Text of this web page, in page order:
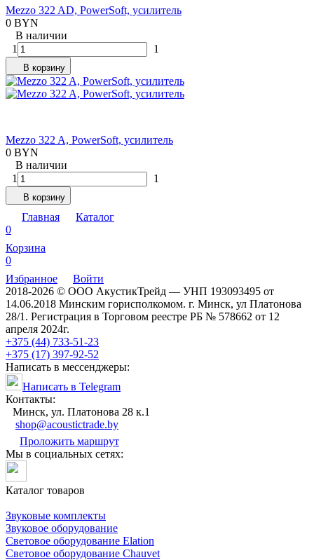
Mezzo 322 AD, PowerSoft, усилитель
0 BYN
В наличии
1
1
В корзину
Mezzo 322 A, PowerSoft, усилитель
0 BYN
В наличии
1
1
В корзину
Главная
Каталог
0
Корзина
0
Избранное
Войти
2018-2026 © ООО АкустикТрейд — УНП 193093495 от
14.06.2018 Минским горисполкомом. г. Минск, ул Платонова
28/1. Регистрация в Торговом реестре РБ № 578662 от 12
апреля 2024г.
+375 (44) 733-51-23
+375 (17) 397-92-52
Написать в мессенджеры:
Написать в Telegram
Контакты:
Минск, ул. Платонова 28 к.1
shop@acoustictrade.by
Проложить маршрут
Мы в социальных сетях:
Каталог товаров
Звуковые комплекты
Звуковое оборудование
Световое оборудование Elation
Cветовое оборудование Chauvet